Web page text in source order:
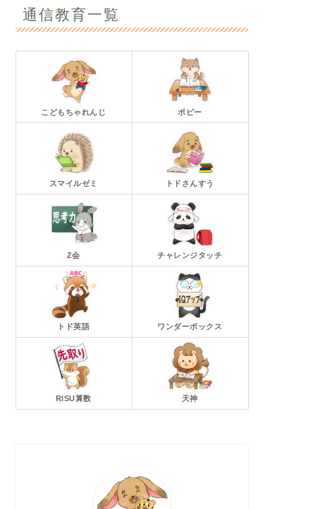
通信教育一覧
こどもちゃれんじ ポピー
スマイルゼミ トドさんすう
Z会 チャレンジタッチ
トド英語 ワンダーボックス
RISU算数 天神